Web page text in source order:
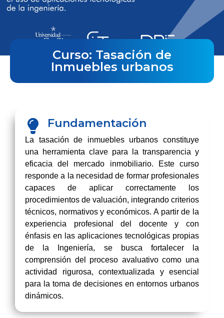
Curso: Tasación de
Inmuebles urbanos
Fundamentación
La tasación de inmuebles urbanos constituye
una herramienta clave para la transparencia y
eficacia del mercado inmobiliario. Este curso
responde a la necesidad de formar profesionales
capaces de aplicar correctamente los
procedimientos de valuación, integrando criterios
técnicos, normativos y económicos. A partir de la
experiencia profesional del docente y con
énfasis en las aplicaciones tecnológicas propias
de la Ingeniería, se busca fortalecer la
comprensión del proceso avaluativo como una
actividad rigurosa, contextualizada y esencial
para la toma de decisiones en entornos urbanos
dinámicos.